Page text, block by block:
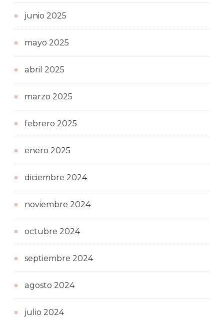
junio 2025
mayo 2025
abril 2025
marzo 2025
febrero 2025
enero 2025
diciembre 2024
noviembre 2024
octubre 2024
septiembre 2024
agosto 2024
julio 2024